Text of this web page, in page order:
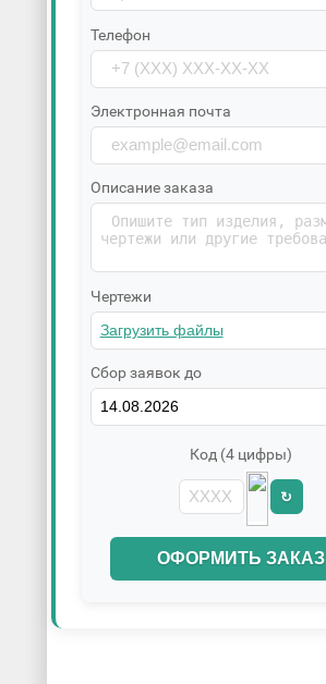
Телефон
Электронная почта
Описание заказа
Чертежи
Сбор заявок до
Код (4 цифры)
↻
ОФОРМИТЬ ЗАКАЗ